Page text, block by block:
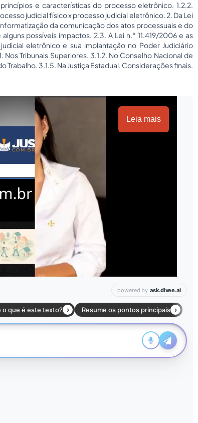
e características do processo eletrônico. 1.2.2.
judicial físico x processo judicial eletrônico. 2. Da Lei
da comunicação dos atos processuais e do
possíveis impactos. 2.3. A Lei n.° 11.419/2006 e as
eletrônico e sua implantação no Poder Judiciário
Tribunais Superiores. 3.1.2. No Conselho Nacional de
Trabalho. 3.1.5. Na Justiça Estadual. Considerações finais.
Leia mais